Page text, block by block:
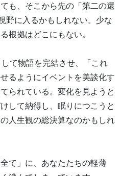
も、そこから先の「第二の還
野に入るかもしれない。少な
根拠はどこにもない。
て物語を完結させ、「これ
るようにイベントを美談化す
られている。変化を見ようと
して納得し、眠りにつこうと
人生観の総決算なのかもしれ
て」に、あなたたちの軽薄